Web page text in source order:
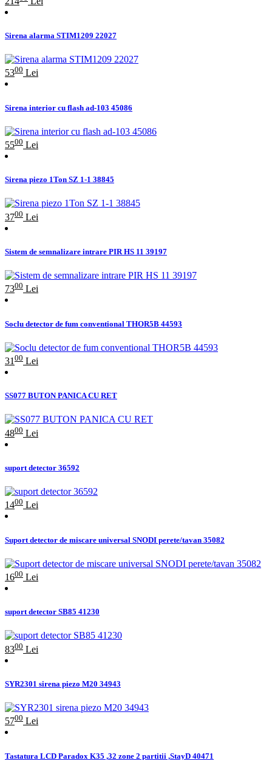
Sirena alarma STIM1209 22027
5300 Lei
Sirena interior cu flash ad-103 45086
5500 Lei
Sirena piezo 1Ton SZ 1-1 38845
3700 Lei
Sistem de semnalizare intrare PIR HS 11 39197
7300 Lei
Soclu detector de fum conventional THOR5B 44593
31 00 Lei
SS077 BUTON PANICA CU RET
4800 Lei
suport detector 36592
1400 Lei
Suport detector de miscare universal SNODI perete/tavan 35082
1600 Lei
suport detector SB85 41230
8300 Lei
SYR2301 sirena piezo M20 34943
5700 Lei
Tastatura LCD Paradox K35 ,32 zone 2 partitii ,StayD 40471